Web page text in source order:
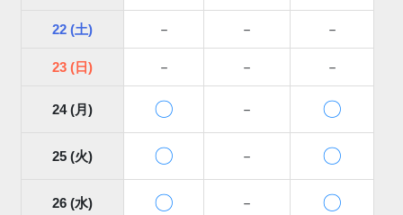
22 (土) － － －
23 (日) － － －
24 (月) 〇 － 〇
25 (火) 〇 － 〇
26 (水) 〇 － 〇